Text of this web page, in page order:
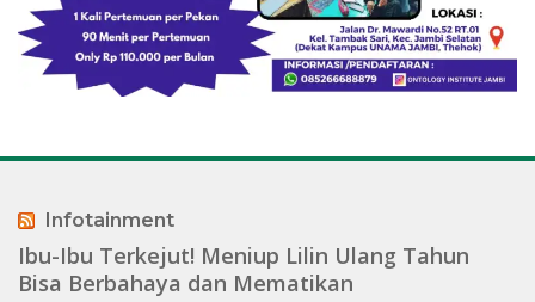
Infotainment
Ibu-Ibu Terkejut! Meniup Lilin Ulang Tahun
Bisa Berbahaya dan Mematikan